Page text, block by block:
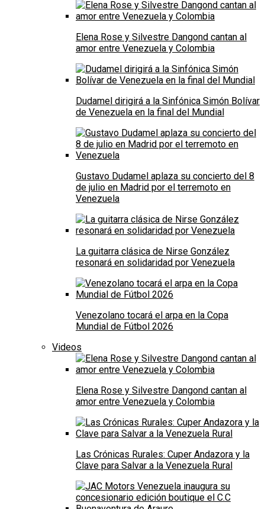
Elena Rose y Silvestre Dangond cantan al
amor entre Venezuela y Colombia
Dudamel dirigirá a la Sinfónica Simón Bolívar
de Venezuela en la final del Mundial
Gustavo Dudamel aplaza su concierto del 8
de julio en Madrid por el terremoto en
Venezuela
La guitarra clásica de Nirse González
resonará en solidaridad por Venezuela
Venezolano tocará el arpa en la Copa
Mundial de Fútbol 2026
Videos
Elena Rose y Silvestre Dangond cantan al
amor entre Venezuela y Colombia
Las Crónicas Rurales: Cuper Andazora y la
Clave para Salvar a la Venezuela Rural